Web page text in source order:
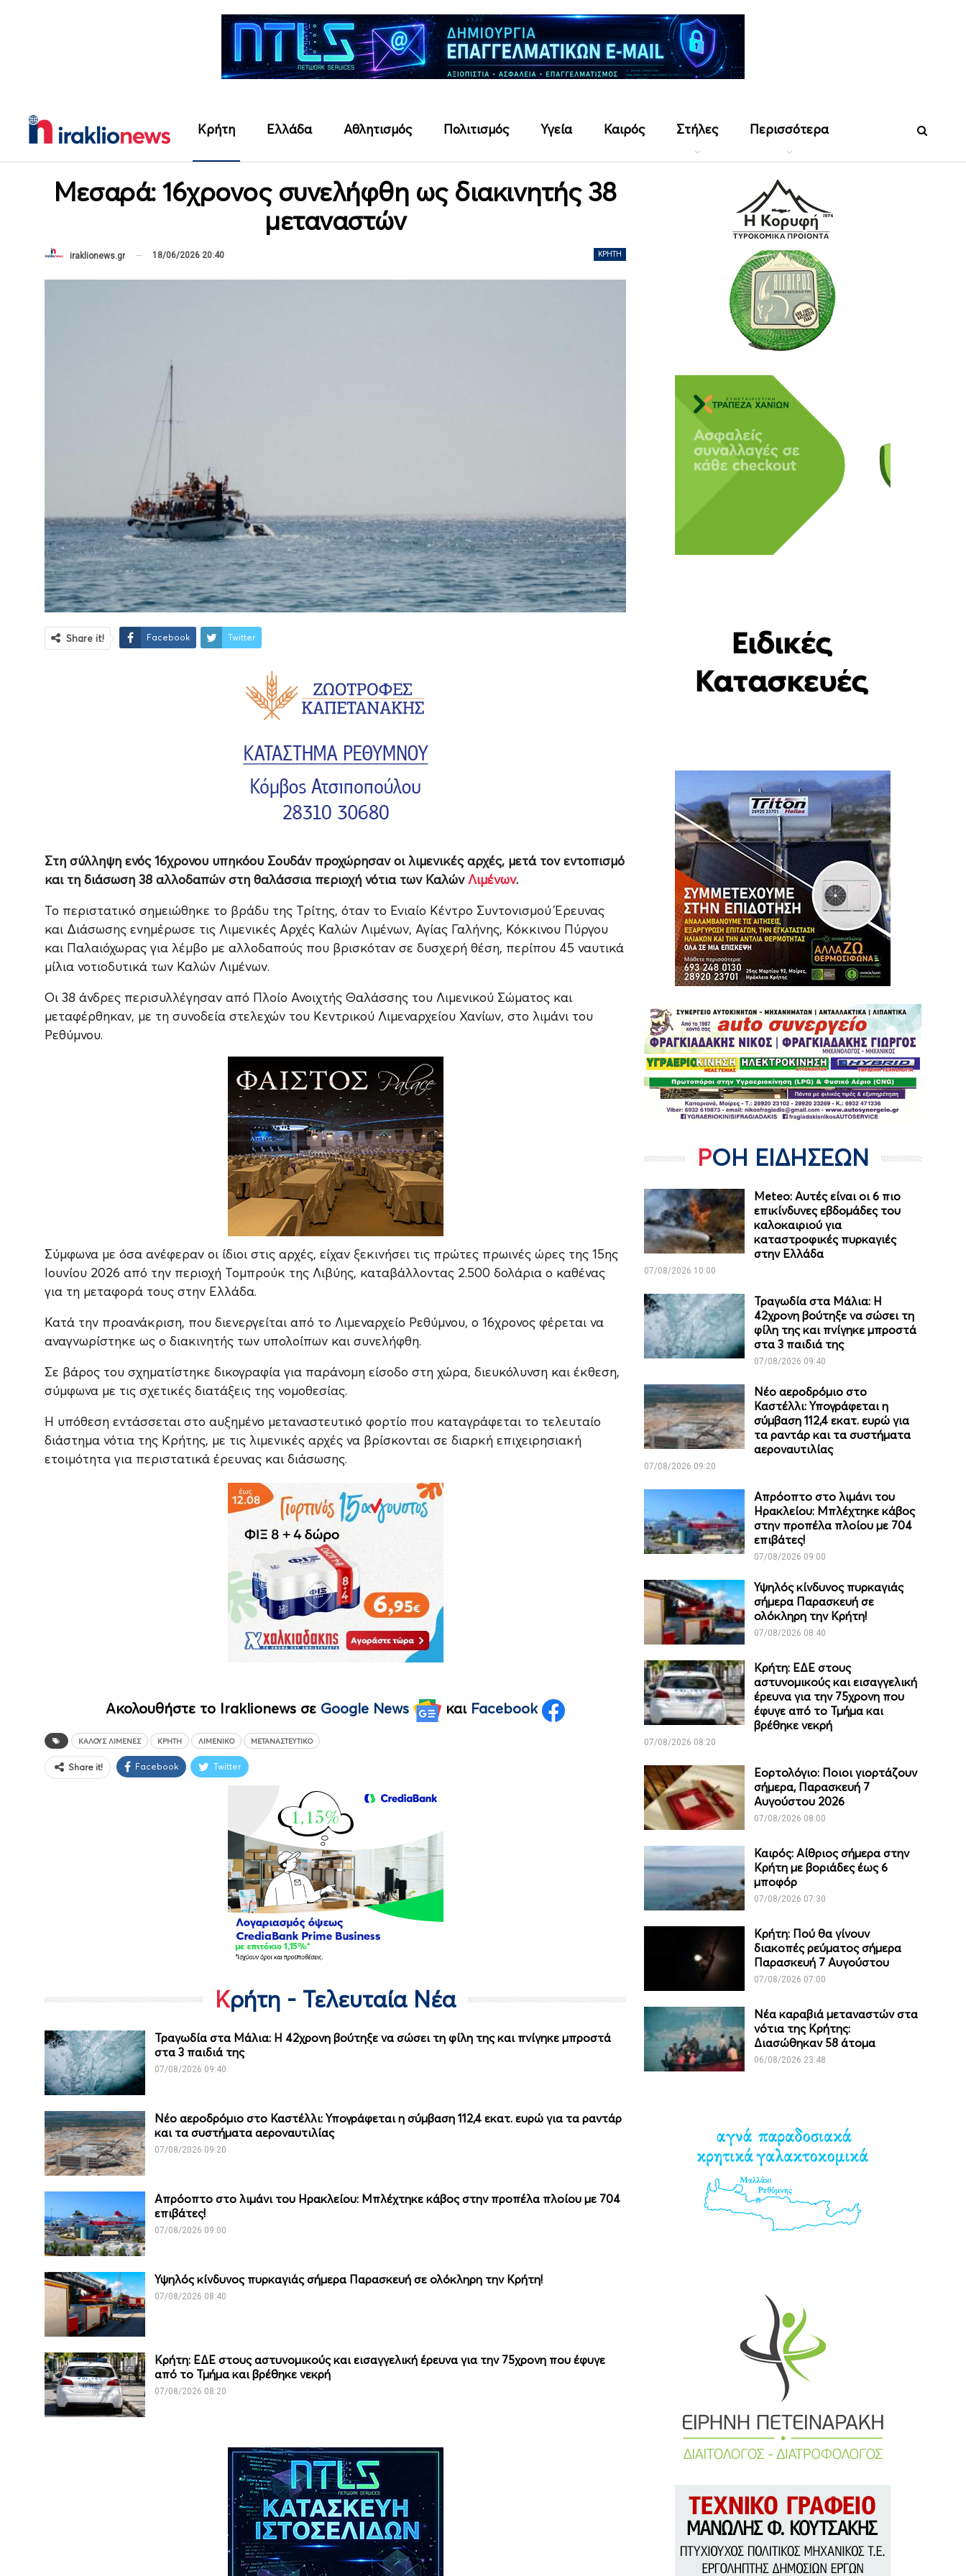
Κρήτη Ελλάδα Αθλητισμός Πολιτισμός Υγεία Καιρός Στήλες Περισσότερα
Μεσαρά: 16χρονος συνελήφθη ως διακινητής 38
μεταναστών
ΚΡΉΤΗ
iraklionews.gr 18/06/2026 20:40
Share it! Facebook Twitter
Στη σύλληψη ενός 16χρονου υπηκόου Σουδάν προχώρησαν οι λιμενικές αρχές, μετά τον εντοπισμό
και τη διάσωση 38 αλλοδαπών στη θαλάσσια περιοχή νότια των ΚαλώνΛιμένων.
Το περιστατικό σημειώθηκε το βράδυ της Τρίτης, όταν το Ενιαίο Κέντρο Συντονισμού Έρευνας
και Διάσωσης ενημέρωσε τις Λιμενικές Αρχές Καλών Λιμένων, Αγίας Γαλήνης, Κόκκινου Πύργου
και Παλαιόχωρας για λέμβο με αλλοδαπούς που βρισκόταν σε δυσχερή θέση, περίπου 45 ναυτικά
μίλια νοτιοδυτικά των Καλών Λιμένων.
Οι 38 άνδρες περισυλλέγησαν από Πλοίο Ανοιχτής Θαλάσσης του Λιμενικού Σώματος και
μεταφέρθηκαν, με τη συνοδεία στελεχών του Κεντρικού Λιμεναρχείου Χανίων, στο λιμάνι του
Ρεθύμνου.
Σύμφωνα με όσα ανέφεραν οι ίδιοι στις αρχές, είχαν ξεκινήσει τις πρώτες πρωινές ώρες της 15ης
Ιουνίου 2026 από την περιοχή Τομπρούκ της Λιβύης, καταβάλλοντας 2.500 δολάρια ο καθένας
για τη μεταφορά τους στην Ελλάδα.
Κατά την προανάκριση, που διενεργείται από το Λιμεναρχείο Ρεθύμνου, ο 16χρονος φέρεται να
αναγνωρίστηκε ως ο διακινητής των υπολοίπων και συνελήφθη.
Σε βάρος του σχηματίστηκε δικογραφία για παράνομη είσοδο στη χώρα, διευκόλυνση και έκθεση,
σύμφωνα με τις σχετικές διατάξεις της νομοθεσίας.
Η υπόθεση εντάσσεται στο αυξημένο μεταναστευτικό φορτίο που καταγράφεται το τελευταίο
διάστημα νότια της Κρήτης, με τις λιμενικές αρχές να βρίσκονται σε διαρκή επιχειρησιακή
ετοιμότητα για περιστατικά έρευνας και διάσωσης.
Ακολουθήστε το Iraklionews σε Google News και Facebook
ΚΑΛΟΎΣ ΛΙΜΈΝΕΣ ΚΡΉΤΗ ΛΙΜΕΝΙΚΌ ΜΕΤΑΝΑΣΤΕΥΤΙΚΌ
Share it! Facebook Twitter
Κρήτη - Τελευταία Νέα
Τραγωδία στα Μάλια: Η 42χρονη βούτηξε να σώσει τη φίλη της και πνίγηκε μπροστά
στα 3 παιδιά της
07/08/2026 09:40
Νέο αεροδρόμιο στο Καστέλλι: Υπογράφεται η σύμβαση 112,4 εκατ. ευρώ για τα ραντάρ
και τα συστήματα αεροναυτιλίας
07/08/2026 09:20
Απρόοπτο στο λιμάνι του Ηρακλείου: Μπλέχτηκε κάβος στην προπέλα πλοίου με 704
επιβάτες!
07/08/2026 09:00
Υψηλός κίνδυνος πυρκαγιάς σήμερα Παρασκευή σε ολόκληρη την Κρήτη!
07/08/2026 08:40
Κρήτη: ΕΔΕ στους αστυνομικούς και εισαγγελική έρευνα για την 75χρονη που έφυγε
από το Τμήμα και βρέθηκε νεκρή
07/08/2026 08:20
ΡΟΗ ΕΙΔΗΣΕΩΝ
Meteo: Aυτές είναι οι 6 πιο
επικίνδυνες εβδομάδες του
καλοκαιριού για
καταστροφικές πυρκαγιές
στην Ελλάδα
07/08/2026 10:00
Τραγωδία στα Μάλια: Η
42χρονη βούτηξε να σώσει τη
φίλη της και πνίγηκε μπροστά
στα 3 παιδιά της
07/08/2026 09:40
Νέο αεροδρόμιο στο
Καστέλλι: Υπογράφεται η
σύμβαση 112,4 εκατ. ευρώ για
τα ραντάρ και τα συστήματα
αεροναυτιλίας
07/08/2026 09:20
Απρόοπτο στο λιμάνι του
Ηρακλείου: Μπλέχτηκε κάβος
στην προπέλα πλοίου με 704
επιβάτες!
07/08/2026 09:00
Υψηλός κίνδυνος πυρκαγιάς
σήμερα Παρασκευή σε
ολόκληρη την Κρήτη!
07/08/2026 08:40
Κρήτη: ΕΔΕ στους
αστυνομικούς και εισαγγελική
έρευνα για την 75χρονη που
έφυγε από το Τμήμα και
βρέθηκε νεκρή
07/08/2026 08:20
Εορτολόγιο: Ποιοι γιορτάζουν
σήμερα, Παρασκευή 7
Αυγούστου 2026
07/08/2026 08:00
Καιρός: Αίθριος σήμερα στην
Κρήτη με βοριάδες έως 6
μποφόρ
07/08/2026 07:30
Κρήτη: Πού θα γίνουν
διακοπές ρεύματος σήμερα
Παρασκευή 7 Αυγούστου
07/08/2026 07:00
Νέα καραβιά μεταναστών στα
νότια της Κρήτης:
Διασώθηκαν 58 άτομα
06/08/2026 23:48